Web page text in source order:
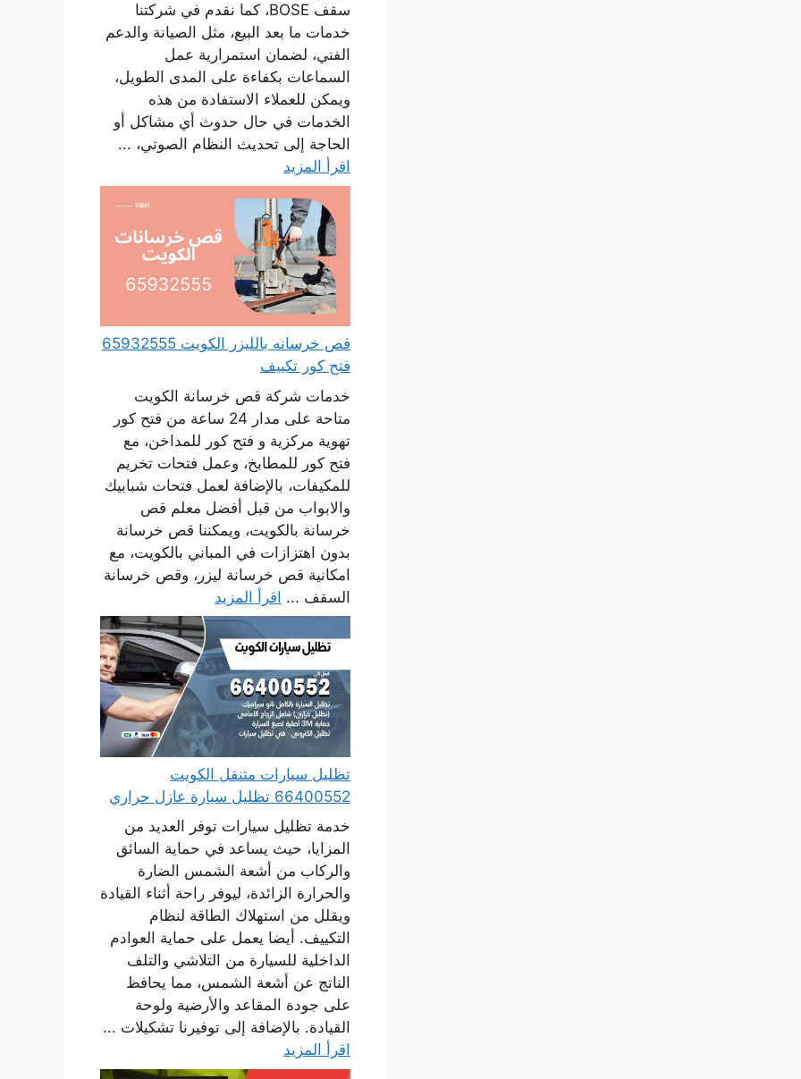
سقف BOSE، كما نقدم في شركتنا
خدمات ما بعد البيع، مثل الصيانة والدعم
الفني، لضمان استمرارية عمل
السماعات بكفاءة على المدى الطويل،
ويمكن للعملاء الاستفادة من هذه
الخدمات في حال حدوث أي مشاكل أو
الحاجة إلى تحديث النظام الصوتي، ...
اقرأ المزيد
قص خرسانه بالليزر الكويت 65932555
فتح كور تكييف
خدمات شركة قص خرسانة الكويت
متاحة على مدار 24 ساعة من فتح كور
تهوية مركزية و فتح كور للمداخن، مع
فتح كور للمطابخ، وعمل فتحات تخريم
للمكيفات، بالإضافة لعمل فتحات شبابيك
والابواب من قبل أفضل معلم قص
خرسانة بالكويت، ويمكننا قص خرسانة
بدون اهتزازات في المباني بالكويت، مع
امكانية قص خرسانة ليزر، وقص خرسانة
السقف ... اقرأ المزيد
تظليل سيارات متنقل الكويت
66400552 تظليل سيارة عازل حراري
خدمة تظليل سيارات توفر العديد من
المزايا، حيث يساعد في حماية السائق
والركاب من أشعة الشمس الضارة
والحرارة الزائدة، ليوفر راحة أثناء القيادة
ويقلل من استهلاك الطاقة لنظام
التكييف. أيضا يعمل على حماية العوادم
الداخلية للسيارة من التلاشي والتلف
الناتج عن أشعة الشمس، مما يحافظ
على جودة المقاعد والأرضية ولوحة
القيادة. بالإضافة إلى توفيرنا تشكيلات ...
اقرأ المزيد